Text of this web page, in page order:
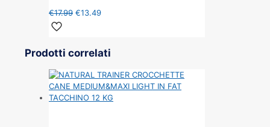
€17.99 €13.49
Prodotti correlati